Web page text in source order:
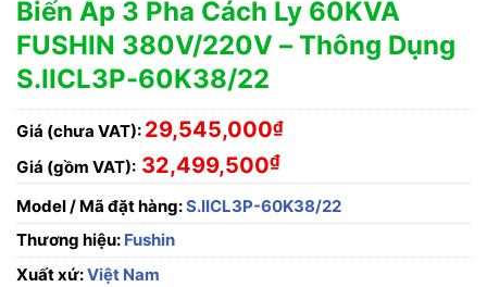
Biến Áp 3 Pha Cách Ly 60KVA
FUSHIN 380V/220V – Thông Dụng
S.IICL3P-60K38/22
Giá (chưa VAT): 29,545,000₫
Giá (gồm VAT): 32,499,500₫
Model / Mã đặt hàng:S.IICL3P-60K38/22
Thương hiệu: Fushin
Xuất xứ:Việt Nam